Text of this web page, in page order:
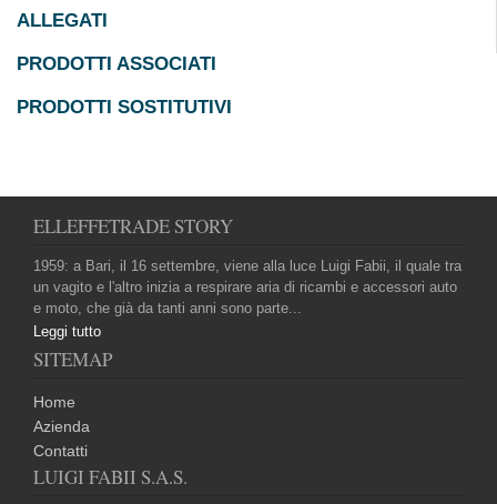
ALLEGATI
PRODOTTI ASSOCIATI
PRODOTTI SOSTITUTIVI
ELLEFFETRADE STORY
1959: a Bari, il 16 settembre, viene alla luce Luigi Fabii, il quale tra
un vagito e l'altro inizia a respirare aria di ricambi e accessori auto
e moto, che già da tanti anni sono parte...
Leggi tutto
SITEMAP
Home
Azienda
Contatti
LUIGI FABII S.A.S.